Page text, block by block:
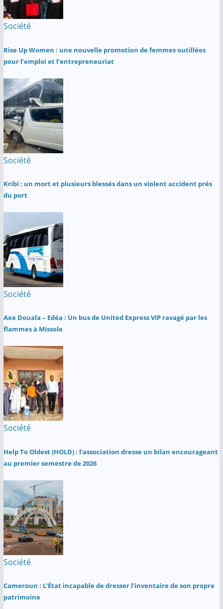
Société
Rise Up Women : une nouvelle promotion de femmes outillées
pour l’emploi et l’entrepreneuriat
Société
Kribi : un mort et plusieurs blessés dans un violent accident près
du port
Société
Axe Douala – Edéa : Un bus de United Express VIP ravagé par les
flammes à Missole
Société
Help To Oldest (HOLD) : l’association dresse un bilan encourageant
au premier semestre de 2026
Société
Cameroun : L’État incapable de dresser l’inventaire de son propre
patrimoine